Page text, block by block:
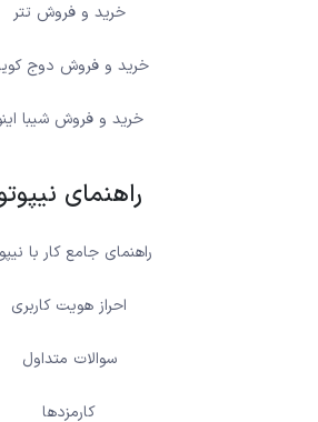
خرید و فروش تتر
خرید و فروش دوج
خرید و فروش شیبا
راهنمای
راهنمای جامع کار با
احراز هویت کاربری
سوالات متداول
کارمزدها